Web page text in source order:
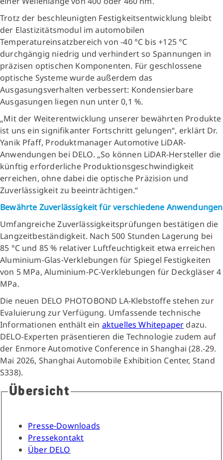
Trotz der beschleunigten Festigkeitsentwicklung bleibt
der Elastizitätsmodul im automobilen
Temperatureinsatzbereich von -40 °C bis +125 °C
durchgängig niedrig und verhindert so Spannungen in
präzisen optischen Komponenten. Für geschlossene
optische Systeme wurde außerdem das
Ausgasungsverhalten verbessert: Kondensierbare
Ausgasungen liegen nun unter 0,1 %.
„Mit der Weiterentwicklung unserer bewährten Produkte
ist uns ein signifikanter Fortschritt gelungen“, erklärt Dr.
Yanik Pfaff, Produktmanager Automotive LiDAR-
Anwendungen bei DELO. „So können LiDAR-Hersteller die
künftig erforderliche Produktionsgeschwindigkeit
erreichen, ohne dabei die optische Präzision und
Zuverlässigkeit zu beeinträchtigen.“
Bewährte Zuverlässigkeit für verschiedene Anwendungen
Umfangreiche Zuverlässigkeitsprüfungen bestätigen die
Langzeitbeständigkeit. Nach 500 Stunden Lagerung bei
85 °C und 85 % relativer Luftfeuchtigkeit etwa erreichen
Aluminium-Glas-Verklebungen für Spiegel Festigkeiten
von 5 MPa, Aluminium-PC-Verklebungen für Deckgläser 4
MPa.
Die neuen DELO PHOTOBOND LA-Klebstoffe stehen zur
Evaluierung zur Verfügung. Umfassende technische
Informationen enthält ein aktuelles Whitepaper dazu.
DELO-Experten präsentieren die Technologie zudem auf
der Enmore Automotive Conference in Shanghai (28.-29.
Mai 2026, Shanghai Automobile Exhibition Center, Stand
S338).
Übersicht
Presse-Downloads
Pressekontakt
Über DELO